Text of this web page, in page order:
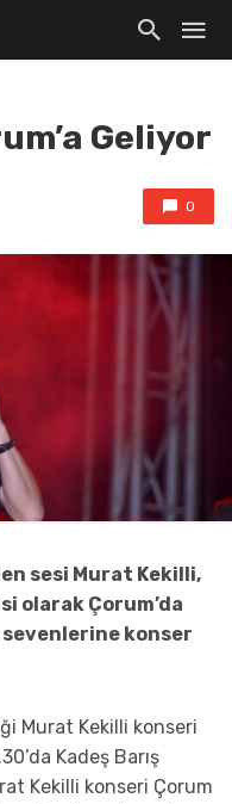
Geliyor
0
sesi Murat Kekilli,
olarak Çorum’da
sevenlerine konser
Murat Kekilli konseri
Kadeş Barış
Kekilli konseri Çorum